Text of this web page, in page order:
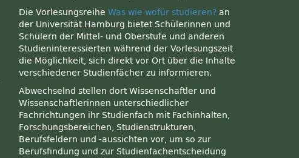
Die Vorlesungsreihe Was wie wofür studieren? an
der Universität Hamburg bietet Schülerinnen und
Schülern der Mittel- und Oberstufe und anderen
Studieninteressierten während der Vorlesungszeit
die Möglichkeit, sich direkt vor Ort über die Inhalte
verschiedener Studienfächer zu informieren.
Abwechselnd stellen dort Wissenschaftler und
Wissenschaftlerinnen unterschiedlicher
Fachrichtungen ihr Studienfach mit Fachinhalten,
Forschungsbereichen, Studienstrukturen,
Berufsfeldern und -aussichten vor, um so zur
Berufsfindung und zur Studienfachentscheidung